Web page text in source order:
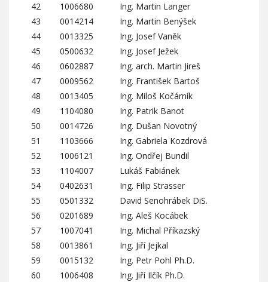
42
1006680
Ing. Martin Langer
43
0014214
Ing. Martin Benýšek
44
0013325
Ing. Josef Vaněk
45
0500632
Ing. Josef Ježek
46
0602887
Ing. arch. Martin Jireš
47
0009562
Ing. František Bartoš
48
0013405
Ing. Miloš Kočárník
49
1104080
Ing. Patrik Banot
50
0014726
Ing. Dušan Novotný
51
1103666
Ing. Gabriela Kozdrová
52
1006121
Ing. Ondřej Bundil
53
1104007
Lukáš Fabiánek
54
0402631
Ing. Filip Strasser
55
0501332
David Senohrábek DiS.
56
0201689
Ing. Aleš Kocábek
57
1007041
Ing. Michal Příkazský
58
0013861
Ing. Jiří Jejkal
59
0015132
Ing. Petr Pohl Ph.D.
60
1006408
Ing. Jiří Ilčík Ph.D.